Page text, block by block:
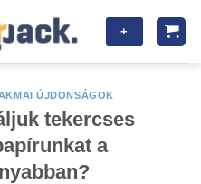
+
ÚJDONSÁGOK
tekercses
a